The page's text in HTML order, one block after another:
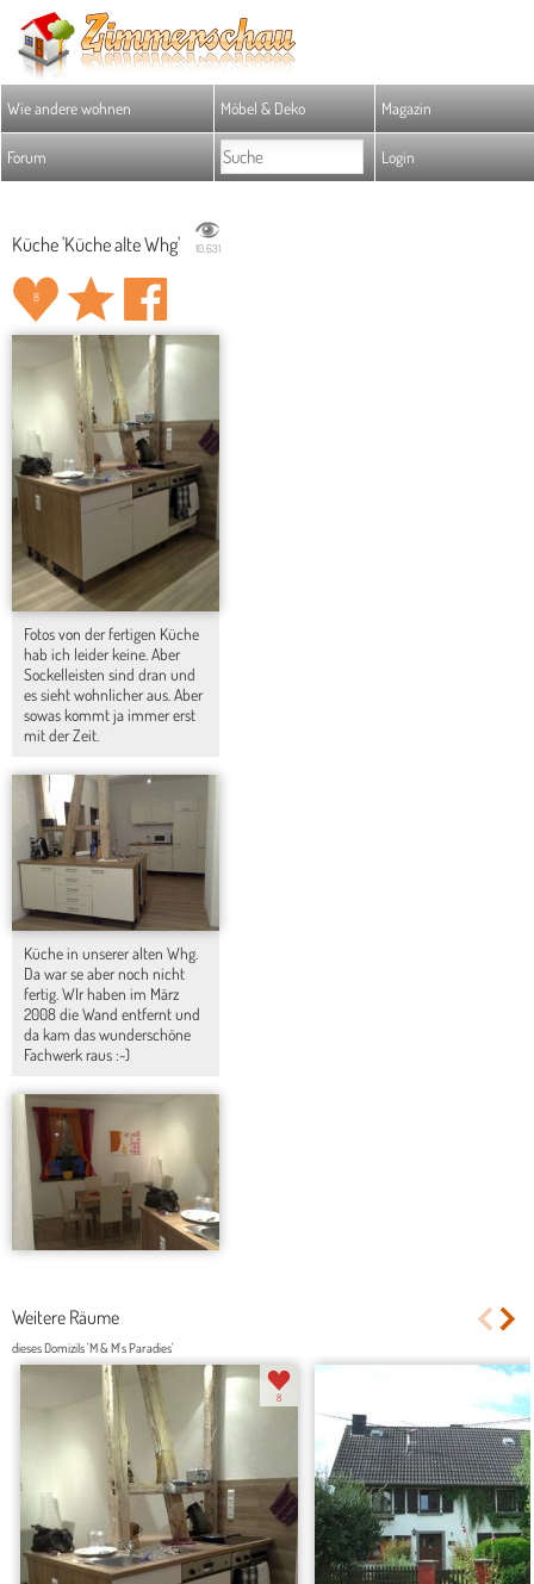
Wie andere wohnen Möbel & Deko Magazin
Forum Login
Küche 'Küche alte Whg' 10.631
8
Fotos von der fertigen Küche
hab ich leider keine. Aber
Sockelleisten sind dran und
es sieht wohnlicher aus. Aber
sowas kommt ja immer erst
mit der Zeit.
Küche in unserer alten Whg.
Da war se aber noch nicht
fertig. WIr haben im März
2008 die Wand entfernt und
da kam das wunderschöne
Fachwerk raus :-)
Weitere Räume
dieses Domizils 'M & M's Paradies'
8